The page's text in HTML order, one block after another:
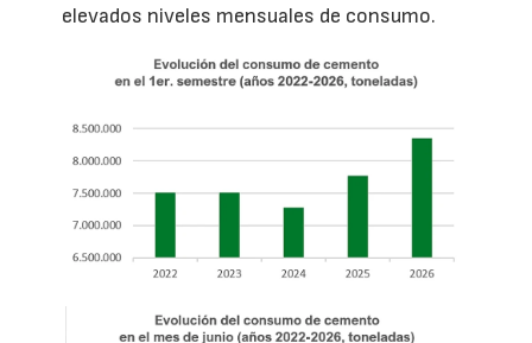
elevados niveles mensuales de consumo.